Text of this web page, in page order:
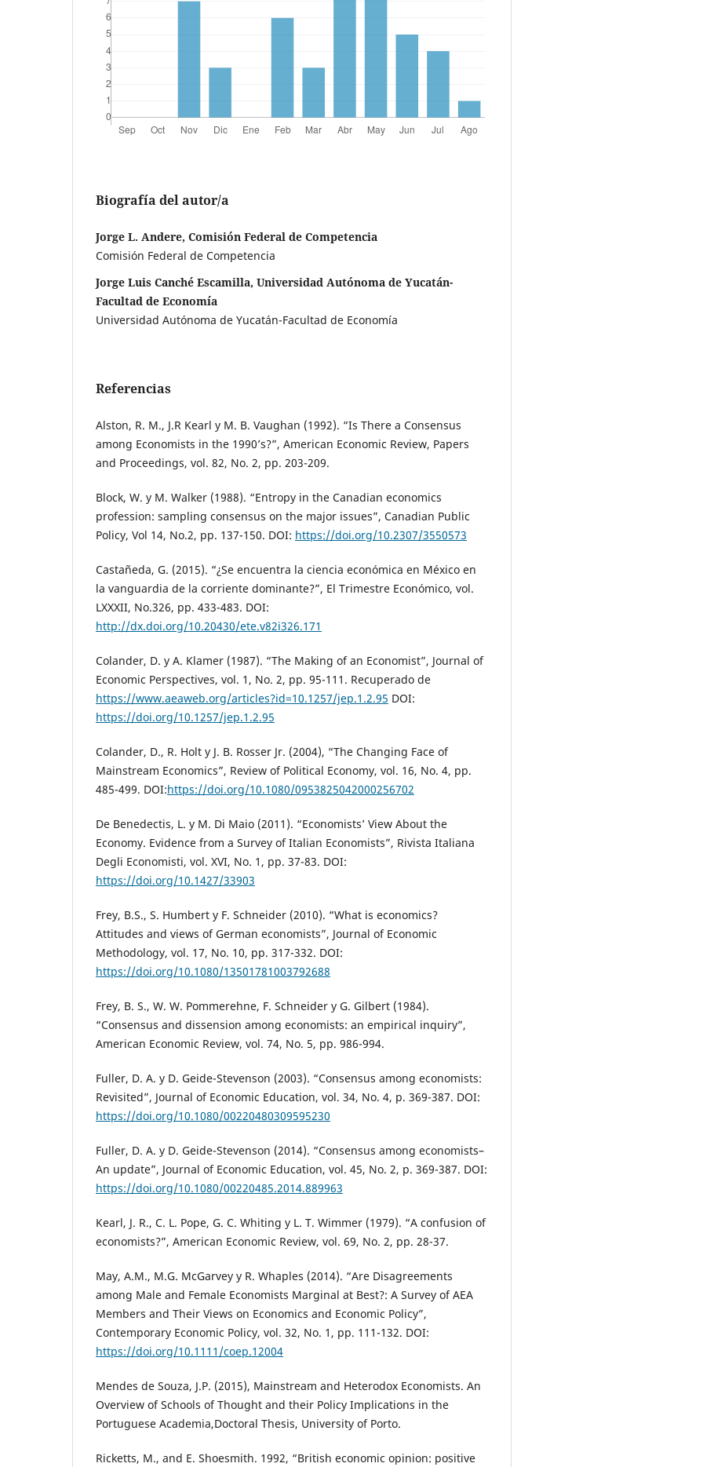
Biografía del autor/a
Jorge L. Andere, Comisión Federal de Competencia
Comisión Federal de Competencia
Jorge Luis Canché Escamilla, Universidad Autónoma de Yucatán-
Facultad de Economía
Universidad Autónoma de Yucatán-Facultad de Economía
Referencias
Alston, R. M., J.R Kearl y M. B. Vaughan (1992). “Is There a Consensus
among Economists in the 1990’s?”, American Economic Review, Papers
and Proceedings, vol. 82, No. 2, pp. 203-209.
Block, W. y M. Walker (1988). “Entropy in the Canadian economics
profession: sampling consensus on the major issues”, Canadian Public
Policy, Vol 14, No.2, pp. 137-150. DOI: https://doi.org/10.2307/3550573
Castañeda, G. (2015). “¿Se encuentra la ciencia económica en México en
la vanguardia de la corriente dominante?”, El Trimestre Económico, vol.
LXXXII, No.326, pp. 433-483. DOI:
http://dx.doi.org/10.20430/ete.v82i326.171
Colander, D. y A. Klamer (1987). “The Making of an Economist”, Journal of
Economic Perspectives, vol. 1, No. 2, pp. 95-111. Recuperado de
https://www.aeaweb.org/articles?id=10.1257/jep.1.2.95 DOI:
https://doi.org/10.1257/jep.1.2.95
Colander, D., R. Holt y J. B. Rosser Jr. (2004), “The Changing Face of
Mainstream Economics”, Review of Political Economy, vol. 16, No. 4, pp.
485-499. DOI:https://doi.org/10.1080/0953825042000256702
De Benedectis, L. y M. Di Maio (2011). “Economists’ View About the
Economy. Evidence from a Survey of Italian Economists”, Rivista Italiana
Degli Economisti, vol. XVI, No. 1, pp. 37-83. DOI:
https://doi.org/10.1427/33903
Frey, B.S., S. Humbert y F. Schneider (2010). “What is economics?
Attitudes and views of German economists”, Journal of Economic
Methodology, vol. 17, No. 10, pp. 317-332. DOI:
https://doi.org/10.1080/13501781003792688
Frey, B. S., W. W. Pommerehne, F. Schneider y G. Gilbert (1984).
“Consensus and dissension among economists: an empirical inquiry”,
American Economic Review, vol. 74, No. 5, pp. 986-994.
Fuller, D. A. y D. Geide-Stevenson (2003). “Consensus among economists:
Revisited”, Journal of Economic Education, vol. 34, No. 4, p. 369-387. DOI:
https://doi.org/10.1080/00220480309595230
Fuller, D. A. y D. Geide-Stevenson (2014). “Consensus among economists–
An update”, Journal of Economic Education, vol. 45, No. 2, p. 369-387. DOI:
https://doi.org/10.1080/00220485.2014.889963
Kearl, J. R., C. L. Pope, G. C. Whiting y L. T. Wimmer (1979). “A confusion of
economists?”, American Economic Review, vol. 69, No. 2, pp. 28-37.
May, A.M., M.G. McGarvey y R. Whaples (2014). “Are Disagreements
among Male and Female Economists Marginal at Best?: A Survey of AEA
Members and Their Views on Economics and Economic Policy”,
Contemporary Economic Policy, vol. 32, No. 1, pp. 111-132. DOI:
https://doi.org/10.1111/coep.12004
Mendes de Souza, J.P. (2015), Mainstream and Heterodox Economists. An
Overview of Schools of Thought and their Policy Implications in the
Portuguese Academia,Doctoral Thesis, University of Porto.
Ricketts, M., and E. Shoesmith. 1992, “British economic opinion: positive